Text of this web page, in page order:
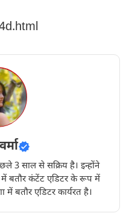
3 साल से सक्रिय है। इन्होंने
बतौर कंटेंट एडिटर के रूप में
में बतौर एडिटर कार्यरत है।